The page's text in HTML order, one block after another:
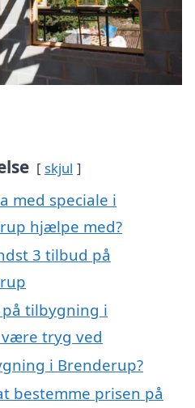
skjul
med speciale i
hjælpe med?
3 tilbud på
tilbygning i
tryg ved
i Brenderup?
bestemme prisen på